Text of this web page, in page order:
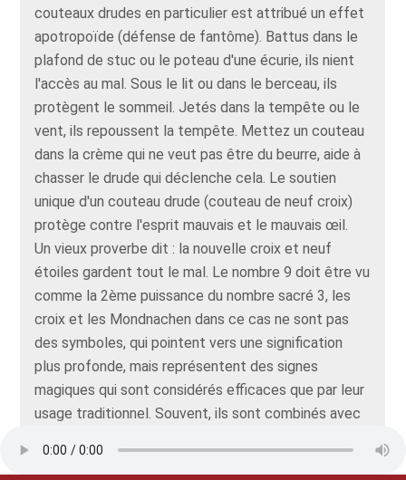
couteaux drudes en particulier est attribué un effet
apotropoïde (défense de fantôme). Battus dans le
plafond de stuc ou le poteau d'une écurie, ils nient
l'accès au mal. Sous le lit ou dans le berceau, ils
protègent le sommeil. Jetés dans la tempête ou le
vent, ils repoussent la tempête. Mettez un couteau
dans la crème qui ne veut pas être du beurre, aide à
chasser le drude qui déclenche cela. Le soutien
unique d'un couteau drude (couteau de neuf croix)
protège contre l'esprit mauvais et le mauvais œil.
Un vieux proverbe dit : la nouvelle croix et neuf
étoiles gardent tout le mal. Le nombre 9 doit être vu
comme la 2ème puissance du nombre sacré 3, les
croix et les Mondnachen dans ce cas ne sont pas
des symboles, qui pointent vers une signification
plus profonde, mais représentent des signes
magiques qui sont considérés efficaces que par leur
usage traditionnel. Souvent, ils sont combinés avec
INRI, ainsi que des dictons pieux. Les couteaux